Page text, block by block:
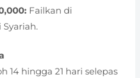
Failkan di
14 hingga 21 hari selepas